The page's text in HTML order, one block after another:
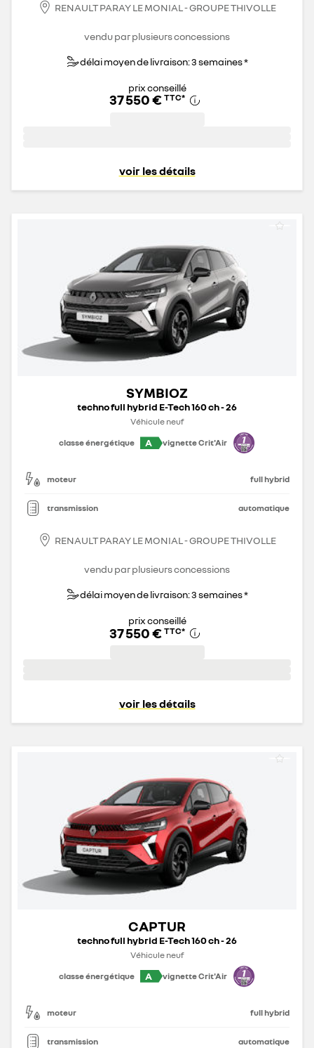
RENAULT PARAY LE MONIAL - GROUPE THIVOLLE
vendu par plusieurs concessions
délai moyen de livraison: 3 semaines *
prix conseillé
37 550 € TTC*
voir les détails
SYMBIOZ
techno full hybrid E-Tech 160 ch - 26
Véhicule neuf
classe énergétique
A vignette Crit'Air
moteur full hybrid
transmission automatique
RENAULT PARAY LE MONIAL - GROUPE THIVOLLE
vendu par plusieurs concessions
délai moyen de livraison: 3 semaines *
prix conseillé
37 550 € TTC*
voir les détails
CAPTUR
techno full hybrid E-Tech 160 ch - 26
Véhicule neuf
classe énergétique
A vignette Crit'Air
moteur full hybrid
transmission automatique